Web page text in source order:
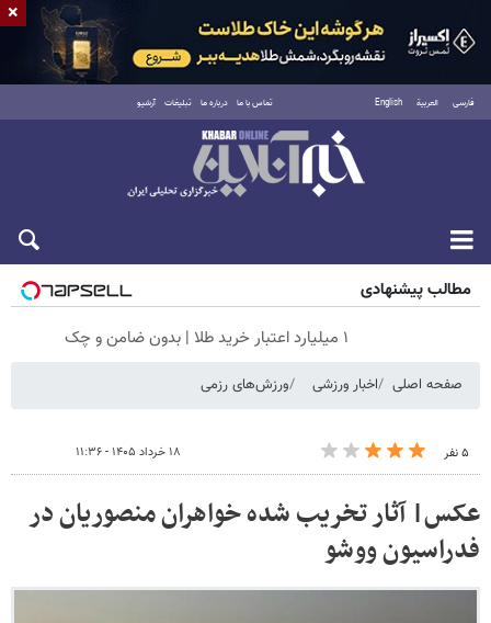
فارسی العربية English تماس با ما درباره ما تبلیغات آرشیو
جمعه ۱۶ مرداد ۱۴۰۵
مطالب پیشنهادی
۱ میلیارد اعتبار خرید طلا | بدون ضامن و چک
صفحه اصلی اخبار ورزشی ورزش‌های رزمی
۵ نفر ۱۸ خرداد ۱۴۰۵ - ۱۱:۳۶
عکس| آثار تخریب شده خواهران منصوریان در
فدراسیون ووشو
×